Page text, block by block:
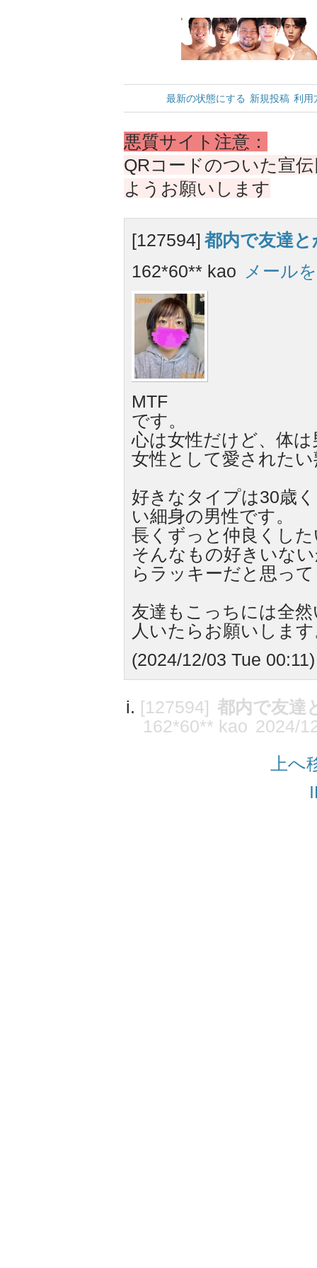
最新の状態にする 新規投稿 利用
悪質サイト注意：
QRコードのついた宣
ようお願いします
[127594] 都内で友達
162*60** kao
メール
MTF
です。
心は女性だけど、体
女性として愛された
好きなタイプは30歳
い細身の男性です。
長くずっと仲良くし
そんなもの好きいな
らラッキーだと思っ
友達もこっちには全
人いたらお願いしま
(2024/12/03 Tue 00:11)
[127594] 都内で友達
162*60** kao 2024/
上へ